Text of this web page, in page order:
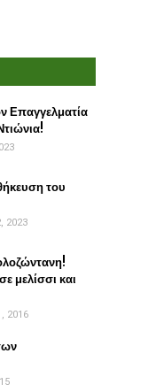
Επαγγελματία
του
2023
μελίσσι και
2016